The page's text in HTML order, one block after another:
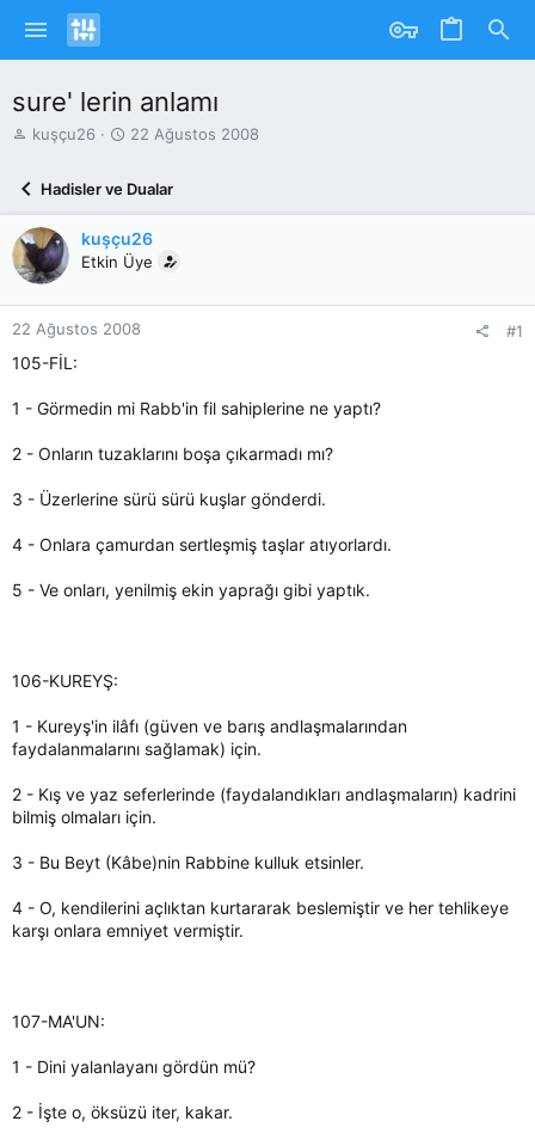
sure' lerin anlamı
K
y
u
b
a
ş
t
n
kuşçu26
B
l
a
n
g
ç
T
h
22 Ağustos 2008
Hadisler ve Dualar
kuşçu26
Etkin Üye
22 Ağustos 2008 #1
105-FİL:
1 - Görmedin mi Rabb'in fil sahiplerine ne yaptı?
2 - Onların tuzaklarını boşa çıkarmadı mı?
3 - Üzerlerine sürü sürü kuşlar gönderdi.
4 - Onlara çamurdan sertleşmiş taşlar atıyorlardı.
5 - Ve onları, yenilmiş ekin yaprağı gibi yaptık.
106-KUREYŞ:
1 - Kureyş'in ilâfı (güven ve barış andlaşmalarından
faydalanmalarını sağlamak) için.
2 - Kış ve yaz seferlerinde (faydalandıkları andlaşmaların) kadrini
bilmiş olmaları için.
3 - Bu Beyt (Kâbe)nin Rabbine kulluk etsinler.
4 - O, kendilerini açlıktan kurtararak beslemiştir ve her tehlikeye
karşı onlara emniyet vermiştir.
107-MA'UN:
1 - Dini yalanlayanı gördün mü?
2 - İşte o, öksüzü iter, kakar.